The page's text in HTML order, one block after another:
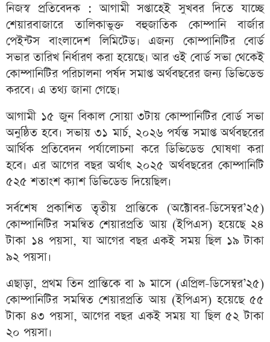
নিজস্ব প্রতিবেদক : আগামী সপ্তাহেই সুখবর দিতে যাচ্ছে
শেয়ারবাজারে তালিকাভুক্ত বহুজাতিক কোম্পানি বার্জার
পেইন্টস বাংলাদেশ লিমিটেড। এজন্য কোম্পানিটির বোর্ড
সভার তারিখ নির্ধারণ করা হয়েছে। আর ওই বোর্ড সভা থেকেই
কোম্পানিটির পরিচালনা পর্ষদ সমাপ্ত অর্থবছরের জন্য ডিভিডেন্ড
করবে। এ তথ্য জানা গেছে।
আগামী ১৫ জুন বিকাল সোয়া ৩টায় কোম্পানিটির বোর্ড সভা
অনুষ্ঠিত হবে। সভায় ৩১ মার্চ, ২০২৬ পর্যন্ত সমাপ্ত অর্থবছরের
আর্থিক প্রতিবেদন পর্যালোচনা করে ডিভিডেন্ড ঘোষণা করা
হবে। এর আগের বছর অর্থাৎ ২০২৫ অর্থবছরের কোম্পানিটি
৫২৫ শতাংশ ক্যাশ ডিভিডেন্ড দিয়েছিল।
সর্বশেষ প্রকাশিত তৃতীয় প্রান্তিকে (অক্টোবর-ডিসেম্বর’২৫)
কোম্পানিটির সমন্বিত শেয়ারপ্রতি আয় (ইপিএস) হয়েছে ২৪
টাকা ১৪ পয়সা, যা আগের বছর একই সময় ছিল ১৯ টাকা
৯২ পয়সা।
এছাড়া, প্রথম তিন প্রান্তিকে বা ৯ মাসে (এপ্রিল-ডিসেম্বর’২৫)
কোম্পানিটির সমন্বিত শেয়ারপ্রতি আয় (ইপিএস) হয়েছে ৫৫
টাকা ৪৩ পয়সা, আগের বছর একই সময় যা ছিল ৫২ টাকা
২০ পয়সা।